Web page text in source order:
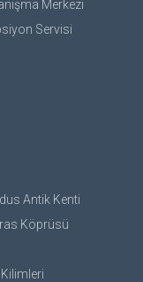
Merkezi
Servisi
Antik Kenti
Köprüsü